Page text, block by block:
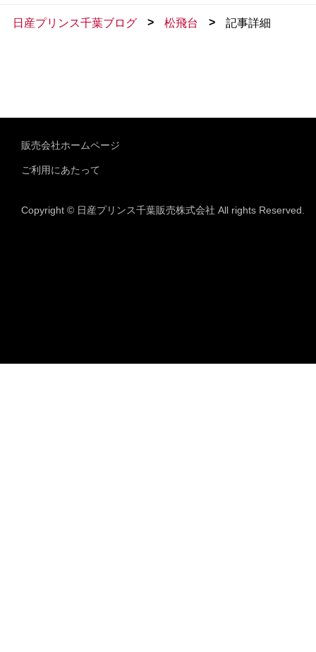
日産プリンス千葉ブログ > 松飛台 > 記事詳細
販売会社ホームページ
ご利用にあたって
Copyright © 日産プリンス千葉販売株式会社 All rights Reserved.